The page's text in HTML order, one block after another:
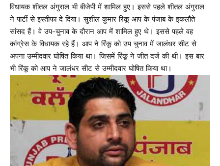
विधायक शीतल अंगुराल भी बीजेपी में शामिल हुए। इससे पहले शीतल अंगुराल
ने पार्टी से इस्तीफा दे दिया। सुशील कुमार रिंकू आप के पंजाब के इकलौते
सांसद हैं। वे उप-चुनाव के दौरान आप में शामिल हुए थे। इससे पहले वह
कांग्रेस के विधायक रहे हैं। आप ने रिंकू को उप चुनाव में जालंधर सीट से
अपना उम्मीदवार घोषित किया था। जिसमें रिंकू ने जीत दर्ज की थी। इस बार
भी रिंकू को आप ने जालंधर सीट से उम्मीदवार घोषित किया था।